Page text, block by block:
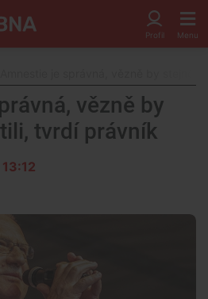
vězně by
tvrdí právník